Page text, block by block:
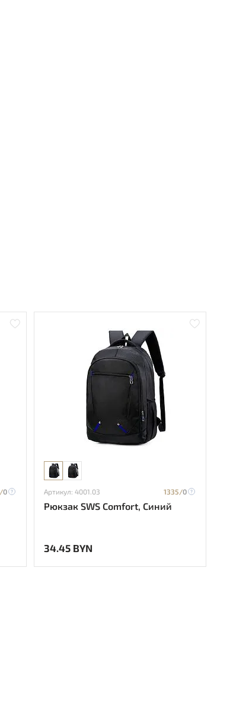
0 Артикул: 4001.03 1335/0
Рюкзак SWS Comfort, Синий
34.45 BYN